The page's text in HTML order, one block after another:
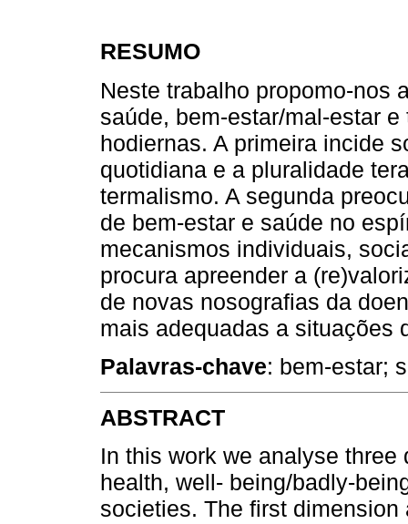
RESUMO
Neste trabalho propomo-nos
saúde, bem-estar/mal-estar
hodiernas. A primeira incide
quotidiana e a pluralidade
termalismo. A segunda
de bem-estar e saúde no
mecanismos individuais,
procura apreender a
de novas nosografias da
mais adequadas a situações
Palavras-chave: bem-estar;
ABSTRACT
In this work we analyse
health, well- being/badly-
societies. The first